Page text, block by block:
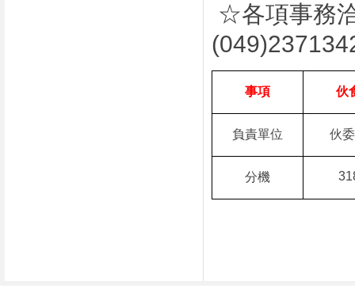
☆各項事務
事項 伙
負責單位 伙
分機